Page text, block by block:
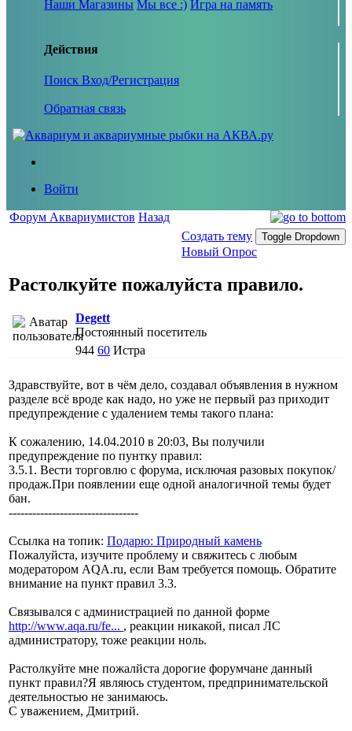
Наши Магазины Мы все :) Игра на память
Действия
Поиск Вход/Регистрация
Обратная связь
Войти
Форум Аквариумистов Назад
Создать тему
Toggle Dropdown
Новый Опрос
Растолкуйте пожалуйста правило.
Degett
Постоянный посетитель
944 60 Истра
Здравствуйте, вот в чём дело, создавал объявления в нужном
разделе всё вроде как надо, но уже не первый раз приходит
предупреждение с удалением темы такого плана:
К сожалению, 14.04.2010 в 20:03, Вы получили
предупреждение по пунтку правил:
3.5.1. Вести торговлю с форума, исключая разовых покупок/
продаж.При появлении еще одной аналогичной темы будет
бан.
---------------------------------
Ссылка на топик: Подарю: Природный камень
Пожалуйста, изучите проблему и свяжитесь с любым
модератором AQA.ru, если Вам требуется помощь. Обратите
внимание на пункт правил 3.3.
Связывался с администрацией по данной форме
http://www.aqa.ru/fe... , реакции никакой, писал ЛС
администратору, тоже реакции ноль.
Растолкуйте мне пожалйста дорогие форумчане данный
пункт правил?Я являюсь студентом, предпринимательской
деятельностью не занимаюсь.
С уважением, Дмитрий.